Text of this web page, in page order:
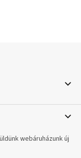
webáruházunk új